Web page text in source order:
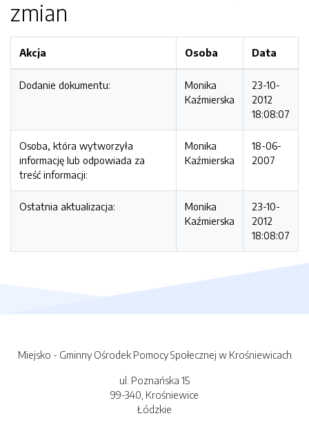
zmian
Akcja Osoba Data
Dodanie dokumentu:
Monika
Kaźmierska
23-10-
2012
18:08:07
Osoba, która wytworzyła
informację lub odpowiada za
treść informacji:
Monika
Kaźmierska
18-06-
2007
Ostatnia aktualizacja:
Monika
Kaźmierska
23-10-
2012
18:08:07
Miejsko - Gminny Ośrodek Pomocy Społecznej w Krośniewicach
ul. Poznańska 15
99-340, Krośniewice
Łódzkie